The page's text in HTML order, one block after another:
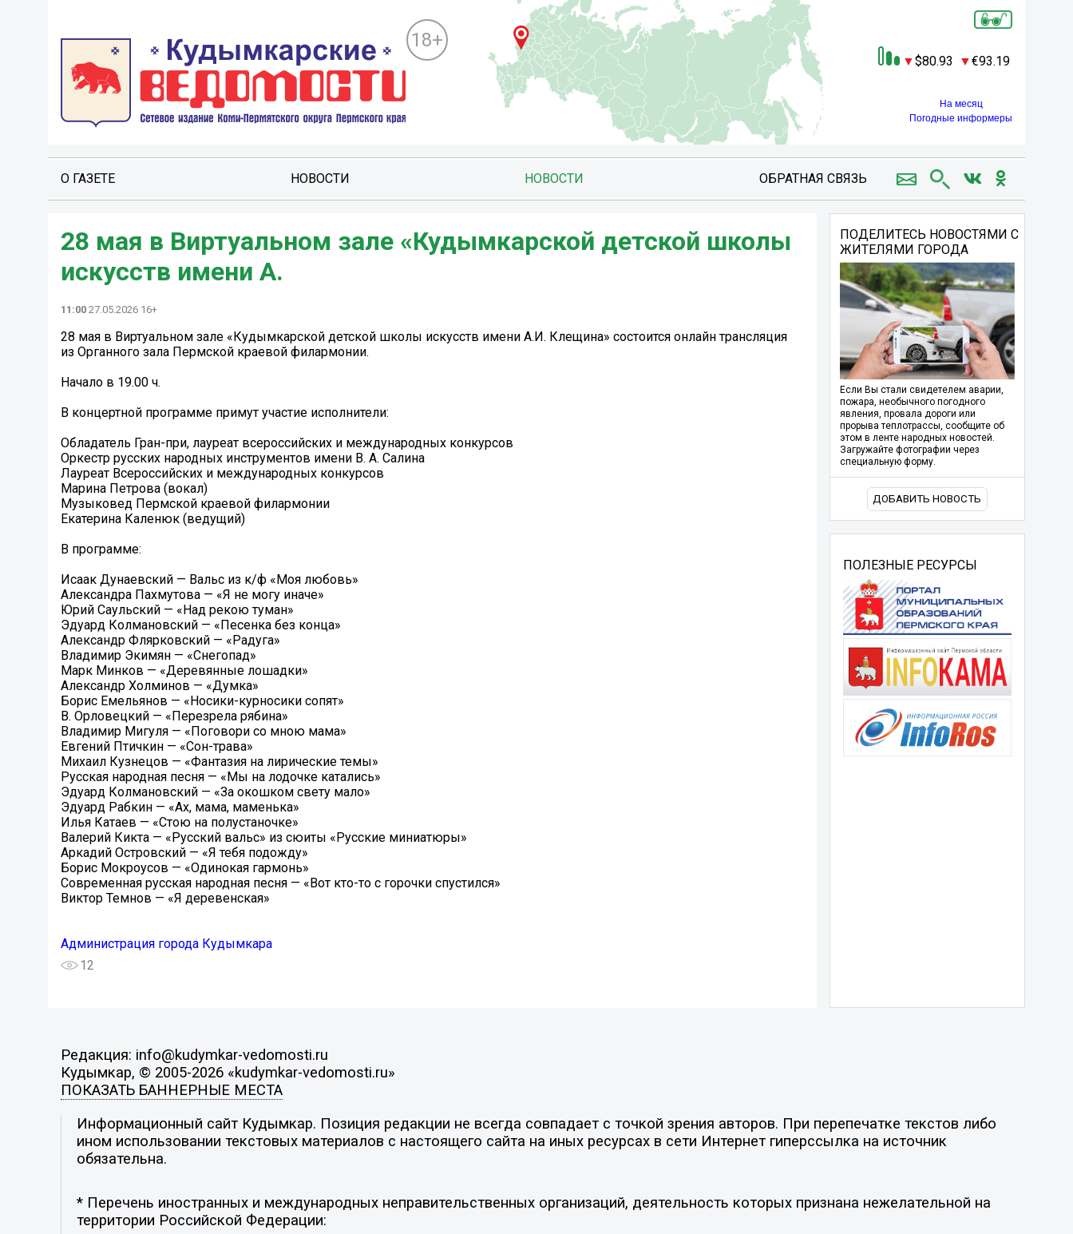
18+
80.93 93.19
На месяц
Погодные информеры
О ГАЗЕТЕ НОВОСТИ НОВОСТИ ОБРАТНАЯ СВЯЗЬ
28 мая в Виртуальном зале «Кудымкарской детской школы
искусств имени А.
11:00 27.05.2026 16+
28 мая в Виртуальном зале «Кудымкарской детской школы искусств имени А.И. Клещина» состоится онлайн трансляция
из Органного зала Пермской краевой филармонии.
Начало в 19.00 ч.
В концертной программе примут участие исполнители:
Обладатель Гран-при, лауреат всероссийских и международных конкурсов
Оркестр русских народных инструментов имени В. А. Салина
Лауреат Всероссийских и международных конкурсов
Марина Петрова (вокал)
Музыковед Пермской краевой филармонии
Екатерина Каленюк (ведущий)
В программе:
Исаак Дунаевский — Вальс из к/ф «Моя любовь»
Александра Пахмутова — «Я не могу иначе»
Юрий Саульский — «Над рекою туман»
Эдуард Колмановский — «Песенка без конца»
Александр Флярковский — «Радуга»
Владимир Экимян — «Снегопад»
Марк Минков — «Деревянные лошадки»
Александр Холминов — «Думка»
Борис Емельянов — «Носики-курносики сопят»
В. Орловецкий — «Перезрела рябина»
Владимир Мигуля — «Поговори со мною мама»
Евгений Птичкин — «Сон-трава»
Михаил Кузнецов — «Фантазия на лирические темы»
Русская народная песня — «Мы на лодочке катались»
Эдуард Колмановский — «За окошком свету мало»
Эдуард Рабкин — «Ах, мама, маменька»
Илья Катаев — «Стою на полустаночке»
Валерий Кикта — «Русский вальс» из сюиты «Русские миниатюры»
Аркадий Островский — «Я тебя подожду»
Борис Мокроусов — «Одинокая гармонь»
Современная русская народная песня — «Вот кто-то с горочки спустился»
Виктор Темнов — «Я деревенская»
Администрация города Кудымкара
12
ПОДЕЛИТЕСЬ НОВОСТЯМИ С
ЖИТЕЛЯМИ ГОРОДА
Если Вы стали свидетелем аварии,
пожара, необычного погодного
явления, провала дороги или
прорыва теплотрассы, сообщите об
этом в ленте народных новостей.
Загружайте фотографии через
специальную форму.
ДОБАВИТЬ НОВОСТЬ
ПОЛЕЗНЫЕ РЕСУРСЫ
Редакция: info@kudymkar-vedomosti.ru
Кудымкар, © 2005-2026 «kudymkar-vedomosti.ru»
ПОКАЗАТЬ БАННЕРНЫЕ МЕСТА
Информационный сайт Кудымкар. Позиция редакции не всегда совпадает с точкой зрения авторов. При перепечатке текстов либо
ином использовании текстовых материалов с настоящего сайта на иных ресурсах в сети Интернет гиперссылка на источник
обязательна.
* Перечень иностранных и международных неправительственных организаций, деятельность которых признана нежелательной на
территории Российской Федерации: